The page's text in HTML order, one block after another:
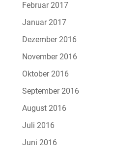
Februar 2017
Januar 2017
Dezember 2016
November 2016
Oktober 2016
September 2016
August 2016
Juli 2016
Juni 2016